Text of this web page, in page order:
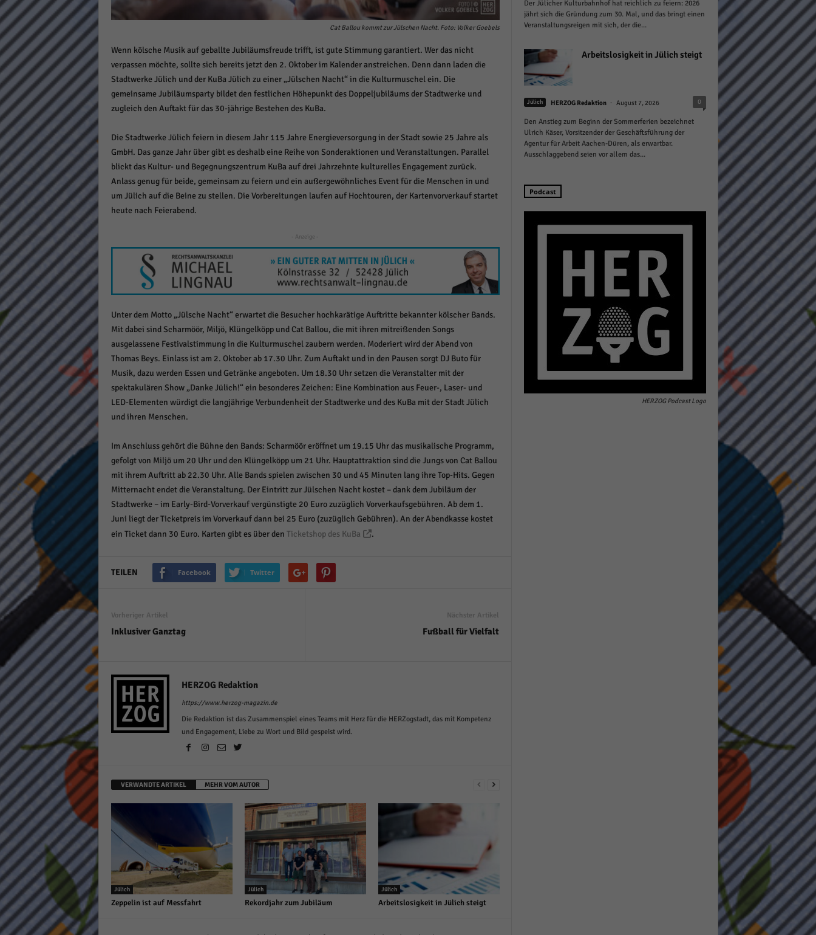
Cat Ballou kommt zur Jülschen Nacht. Foto: Volker Goebels
Wenn kölsche Musik auf geballte Jubiläumsfreude trifft, ist gute Stimmung garantiert. Wer das nicht
verpassen möchte, sollte sich bereits jetzt den 2. Oktober im Kalender anstreichen. Denn dann laden die
Stadtwerke Jülich und der KuBa Jülich zu einer „Jülschen Nacht“ in die Kulturmuschel ein. Die
gemeinsame Jubiläumsparty bildet den festlichen Höhepunkt des Doppeljubiläums der Stadtwerke und
zugleich den Auftakt für das 30-jährige Bestehen des KuBa.
Die Stadtwerke Jülich feiern in diesem Jahr 115 Jahre Energieversorgung in der Stadt sowie 25 Jahre als
GmbH. Das ganze Jahr über gibt es deshalb eine Reihe von Sonderaktionen und Veranstaltungen. Parallel
blickt das Kultur- und Begegnungszentrum KuBa auf drei Jahrzehnte kulturelles Engagement zurück.
Anlass genug für beide, gemeinsam zu feiern und ein außergewöhnliches Event für die Menschen in und
um Jülich auf die Beine zu stellen. Die Vorbereitungen laufen auf Hochtouren, der Kartenvorverkauf startet
heute nach Feierabend.
- Anzeige -
Unter dem Motto „Jülsche Nacht“ erwartet die Besucher hochkarätige Auftritte bekannter kölscher Bands.
Mit dabei sind Scharmöör, Miljö, Klüngelköpp und Cat Ballou, die mit ihren mitreißenden Songs
ausgelassene Festivalstimmung in die Kulturmuschel zaubern werden. Moderiert wird der Abend von
Thomas Beys. Einlass ist am 2. Oktober ab 17.30 Uhr. Zum Auftakt und in den Pausen sorgt DJ Buto für
Musik, dazu werden Essen und Getränke angeboten. Um 18.30 Uhr setzen die Veranstalter mit der
spektakulären Show „Danke Jülich!“ ein besonderes Zeichen: Eine Kombination aus Feuer-, Laser- und
LED-Elementen würdigt die langjährige Verbundenheit der Stadtwerke und des KuBa mit der Stadt Jülich
und ihren Menschen.
Im Anschluss gehört die Bühne den Bands: Scharmöör eröffnet um 19.15 Uhr das musikalische Programm,
gefolgt von Miljö um 20 Uhr und den Klüngelköpp um 21 Uhr. Hauptattraktion sind die Jungs von Cat Ballou
mit ihrem Auftritt ab 22.30 Uhr. Alle Bands spielen zwischen 30 und 45 Minuten lang ihre Top-Hits. Gegen
Mitternacht endet die Veranstaltung. Der Eintritt zur Jülschen Nacht kostet – dank dem Jubiläum der
Stadtwerke – im Early-Bird-Vorverkauf vergünstigte 20 Euro zuzüglich Vorverkaufsgebühren. Ab dem 1.
Juni liegt der Ticketpreis im Vorverkauf dann bei 25 Euro (zuzüglich Gebühren). An der Abendkasse kostet
ein Ticket dann 30 Euro. Karten gibt es über den Ticketshop des KuBa .
TEILEN Facebook Twitter
Vorheriger Artikel
Inklusiver Ganztag
Nächster Artikel
Fußball für Vielfalt
HERZOG Redaktion
https://www.herzog-magazin.de
Die Redaktion ist das Zusammenspiel eines Teams mit Herz für die HERZogstadt, das mit Kompetenz
und Engagement, Liebe zu Wort und Bild gespeist wird.
VERWANDTE ARTIKEL MEHR VOM AUTOR
Jülich
Zeppelin ist auf Messfahrt
Jülich
Rekordjahr zum Jubiläum
Jülich
Arbeitslosigkeit in Jülich steigt
Der Jülicher Kulturbahnhof hat reichlich zu feiern: 2026
jährt sich die Gründung zum 30. Mal, und das bringt einen
Veranstaltungsreigen mit sich, der die...
Arbeitslosigkeit in Jülich steigt
Jülich HERZOG Redaktion - August 7, 2026 0
Den Anstieg zum Beginn der Sommerferien bezeichnet
Ulrich Käser, Vorsitzender der Geschäftsführung der
Agentur für Arbeit Aachen-Düren, als erwartbar.
Ausschlaggebend seien vor allem das...
Podcast
HERZOG Podcast Logo
Datenschutzeinstellungen
Essenziell (1)
Funktion der Website erforderlich.
Cookie-Informationen anzeigen
Statistiken (1)
Statistik Cookies erfassen Informationen anonym. Diese Informationen helfen uns zu verstehen,
Cookie-Informationen anzeigen
Marketing (1)
Marketing-Cookies werden von Drittanbietern oder Publishern verwendet, um personalisierte
Werbung anzuzeigen. Sie tun dies, indem sie Besucher über Websites hinweg verfolgen.
Externe Medien (6)
Inhalte von Videoplattformen und Social-Media-Plattformen werden standardmäßig blockiert.
Wenn Cookies von externen Medien akzeptiert werden, bedarf der Zugriff auf diese Inhalte
keiner manuellen Einwilligung mehr.
powered by Borlabs Cookie Datenschutzerklärung Impressum